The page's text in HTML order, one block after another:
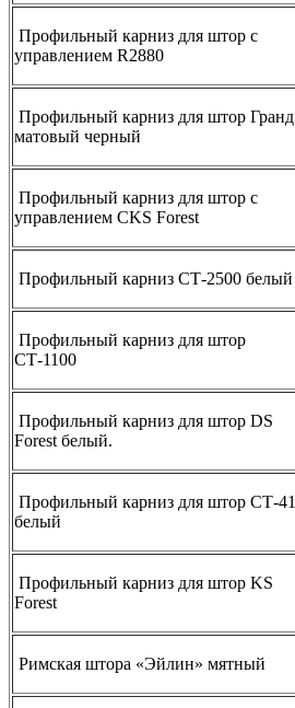
Профильный карниз для штор с
управлением R2880
Профильный карниз для штор Гранд
матовый черный
Профильный карниз для штор с
управлением CKS Forest
Профильный карниз СТ-2500 белый
Профильный карниз для штор
СТ-1100
Профильный карниз для штор DS
Forest белый.
Профильный карниз для штор СТ-41
белый
Профильный карниз для штор KS
Forest
Римская штора «Эйлин» мятный